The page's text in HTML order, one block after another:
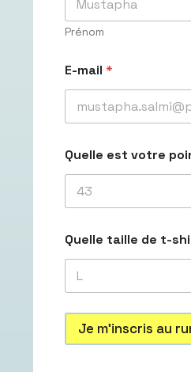
Prénom
E-mail *
Quelle est votre
Quelle taille de t-
Je m’inscris au